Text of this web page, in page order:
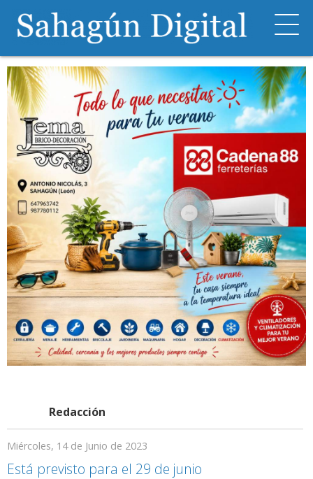
Redacción
Miércoles, 14 de Junio de 2023
Está previsto para el 29 de junio